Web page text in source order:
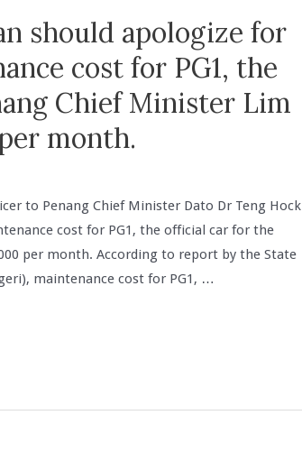
should apologize for
cost for PG1, the
Chief Minister Lim
month.
to Penang Chief Minister Dato Dr Teng Hock
cost for PG1, the official car for the
per month. According to report by the State
maintenance cost for PG1, …